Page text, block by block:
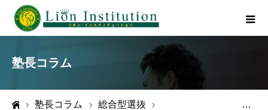
塾長コラム
塾長コラム 総合型選抜